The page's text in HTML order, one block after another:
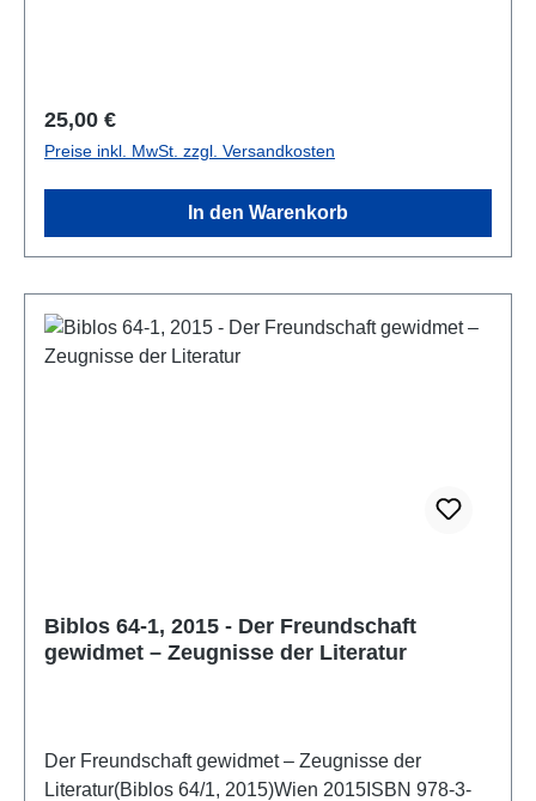
Regulärer Preis:
25,00 €
Preise inkl. MwSt. zzgl. Versandkosten
In den Warenkorb
Biblos 64-1, 2015 - Der Freundschaft
gewidmet – Zeugnisse der Literatur
Der Freundschaft gewidmet – Zeugnisse der
Literatur(Biblos 64/1, 2015)Wien 2015ISBN 978-3-